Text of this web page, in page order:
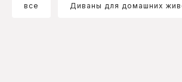
все Диваны для домашних